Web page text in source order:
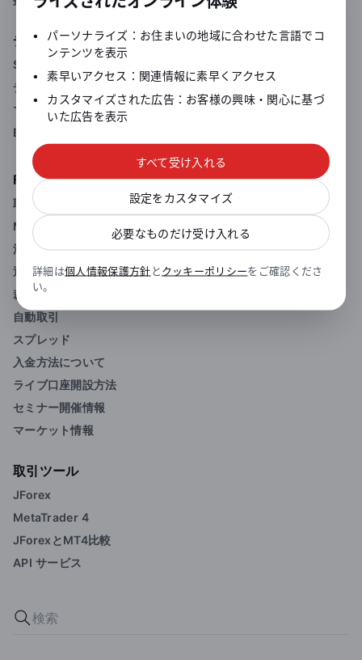
デューカスコピーの特徴
SWFX（スイスFXマーケットプレイス）
デューカスコピーの透明性
マーケットデプス（板情報）
BID/OFFER注文
FXサービス
取引概要
MT４ FX取引口座
法人口座
通知サービス
裁量取引
自動取引
スプレッド
入金方法について
ライブ口座開設方法
セミナー開催情報
マーケット情報
取引ツール
JForex
MetaTrader 4
JForexとMT4比較
API サービス
•
パーソナライズ：お住まいの地域に合わせた言語でコ
ンテンツを表示
•
素早いアクセス：関連情報に素早くアクセス
•
カスタマイズされた広告：お客様の興味・関心に基づ
いた広告を表示
すべて受け入れる
設定をカスタマイズ
必要なものだけ受け入れる
詳細は個人情報保護方針とクッキーポリシーをご確認くださ
い。